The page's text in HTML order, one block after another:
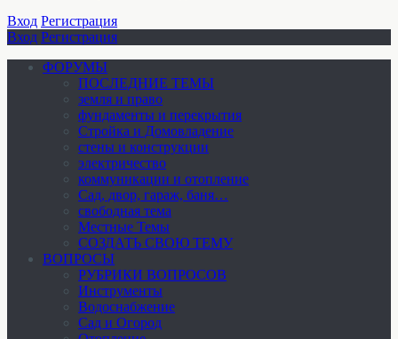
Вход Регистрация
Вход Регистрация
ФОРУМЫ
ПОСЛЕДНИЕ ТЕМЫ
земля и право
фундаменты и перекрытия
Стройка и Домовладение
стены и конструкции
электричество
коммуникации и отопление
Cад, двор, гараж, баня…
свободная тема
Местные Темы
СОЗДАТЬ СВОЮ ТЕМУ
ВОПРОСЫ
РУБРИКИ ВОПРОСОВ
Инструменты
Водоснабжение
Сад и Огород